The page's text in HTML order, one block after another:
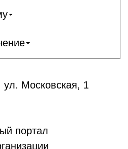
ул. Московская, 1
портал